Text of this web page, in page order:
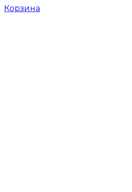
Корзина